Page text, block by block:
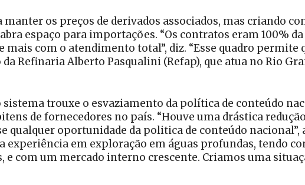
os preços de derivados associados, mas criando
espaço para importações. “Os contratos eram 100%
com o atendimento total”, diz. “Esse quadro
Refinaria Alberto Pasqualini (Refap), que atua no Rio
trouxe o esvaziamento da política de conteúdo
de fornecedores no país. “Houve uma drástica
qualquer oportunidade da politica de conteúdo nacional”,
experiência em exploração em águas profundas, tendo
com um mercado interno crescente. Criamos uma